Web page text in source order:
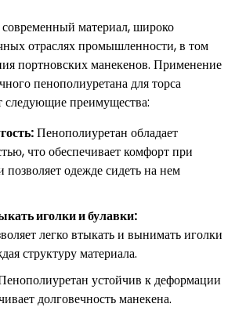
материал, широко
отраслях промышленности, в том
портновских манекенов. Применение
пенополиуретана для торса
следующие преимущества:
Пенополиуретан обладает
что обеспечивает комфорт при
позволяет одежде сидеть на нем
иголки и булавки:
легко втыкать и вынимать иголки
структуру материала.
устойчив к деформации
долговечность манекена.